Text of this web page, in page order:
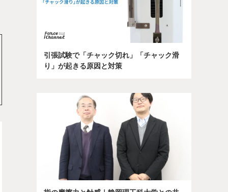
引張試験で「チャック切れ」「チャック滑
り」が起きる原因と対策